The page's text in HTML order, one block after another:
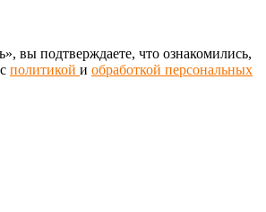
вы подтверждаете, что ознакомились,
политикой и обработкой персональных